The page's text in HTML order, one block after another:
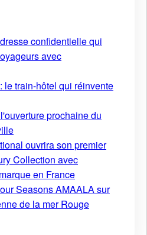
confidentielle qui
avec
le train-hôtel qui réinvente
prochaine du
ouvrira son premier
Collection avec
en France
Seasons AMAALA sur
de la mer Rouge